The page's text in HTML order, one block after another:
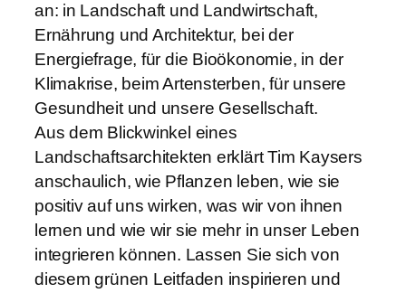
an: in Landschaft und Landwirtschaft,
Ernährung und Architektur, bei der
Energiefrage, für die Bioökonomie, in der
Klimakrise, beim Artensterben, für unsere
Gesundheit und unsere Gesellschaft.
Aus dem Blickwinkel eines
Landschaftsarchitekten erklärt Tim Kaysers
anschaulich, wie Pflanzen leben, wie sie
positiv auf uns wirken, was wir von ihnen
lernen und wie wir sie mehr in unser Leben
integrieren können. Lassen Sie sich von
diesem grünen Leitfaden inspirieren und